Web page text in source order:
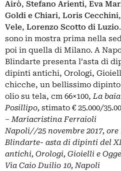
Airò, Stefano Arienti, Eva
Goldi e Chiari, Loris Cecchini,
Vele, Lorenzo Scotto di Luzio
sono in mostra prima nella
poi in quella di Milano. A
Blindarte presenta l’asta di
dipinti antichi, Orologi,
chicche, un bellissimo
olio su tela, cm 66×100,La
Posillipo, stimato € 25.000/
– Mariacristina Ferraioli
Napoli//25 novembre 2017, ore
Blindarte- asta di dipinti del
antichi, Orologi, Gioielli e
Via Caio Duilio 10, Napoli